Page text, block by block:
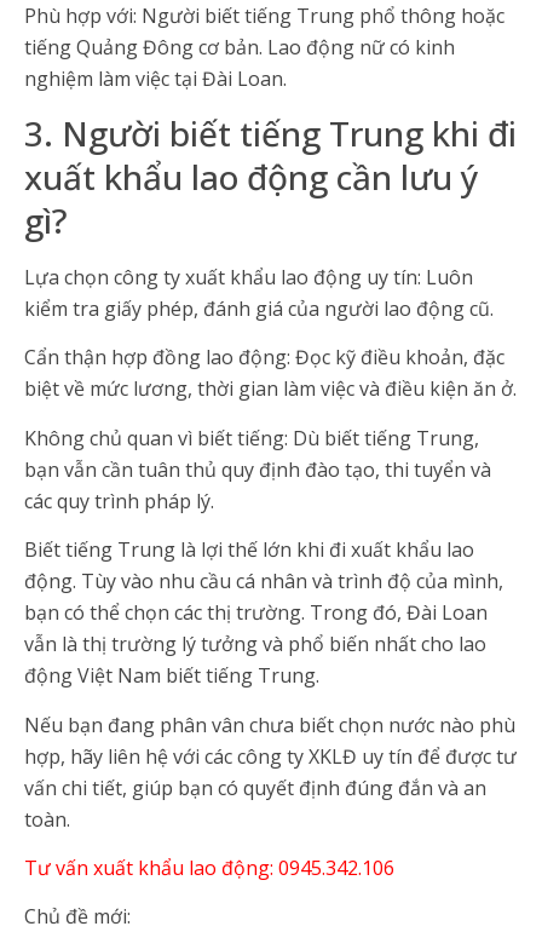
Phù hợp với: Người biết tiếng Trung phổ thông hoặc
tiếng Quảng Đông cơ bản. Lao động nữ có kinh
nghiệm làm việc tại Đài Loan.
3. Người biết tiếng Trung khi đi
xuất khẩu lao động cần lưu ý
gì?
Lựa chọn công ty xuất khẩu lao động uy tín: Luôn
kiểm tra giấy phép, đánh giá của người lao động cũ.
Cẩn thận hợp đồng lao động: Đọc kỹ điều khoản, đặc
biệt về mức lương, thời gian làm việc và điều kiện ăn ở.
Không chủ quan vì biết tiếng: Dù biết tiếng Trung,
bạn vẫn cần tuân thủ quy định đào tạo, thi tuyển và
các quy trình pháp lý.
Biết tiếng Trung là lợi thế lớn khi đi xuất khẩu lao
động. Tùy vào nhu cầu cá nhân và trình độ của mình,
bạn có thể chọn các thị trường. Trong đó, Đài Loan
vẫn là thị trường lý tưởng và phổ biến nhất cho lao
động Việt Nam biết tiếng Trung.
Nếu bạn đang phân vân chưa biết chọn nước nào phù
hợp, hãy liên hệ với các công ty XKLĐ uy tín để được tư
vấn chi tiết, giúp bạn có quyết định đúng đắn và an
toàn.
Tư vấn xuất khẩu lao động: 0945.342.106
Chủ đề mới: